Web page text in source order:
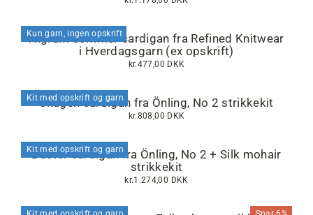
Kun garn, ingen opskrift
Nigrum sommer cardigan fra Refined Knitwear
i Hverdagsgarn (ex opskrift)
kr.477,00 DKK
Kit med opskrift og garn
Skagen cardigan fra Önling, No 2 strikkekit
kr.808,00 DKK
Kit med opskrift og garn
Buster cardigan fra Önling, No 2 + Silk mohair
strikkekit
kr.1.274,00 DKK